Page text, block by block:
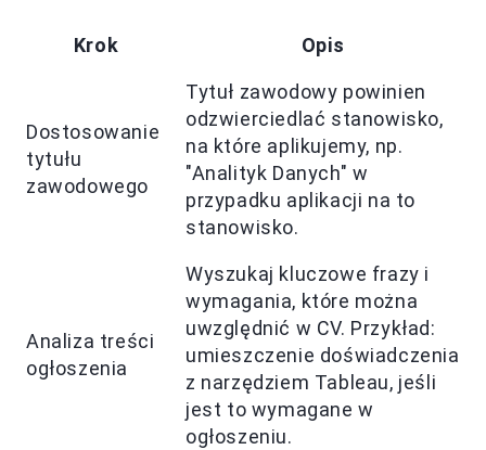
Krok Opis
Dostosowanie
tytułu
zawodowego
Tytuł zawodowy powinien
odzwierciedlać stanowisko,
na które aplikujemy, np.
"Analityk Danych" w
przypadku aplikacji na to
stanowisko.
Analiza treści
ogłoszenia
Wyszukaj kluczowe frazy i
wymagania, które można
uwzględnić w CV. Przykład:
umieszczenie doświadczenia
z narzędziem Tableau, jeśli
jest to wymagane w
ogłoszeniu.